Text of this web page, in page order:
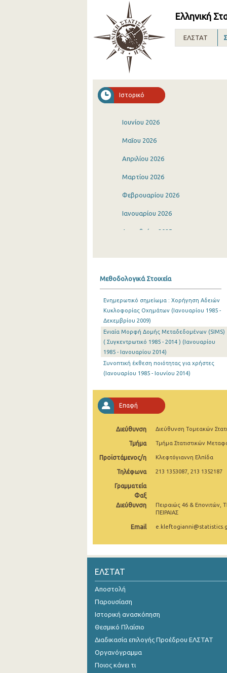
Ελληνική
ΕΛΣΤΑΤ
Ιστορικό
Ιουνίου 2026
Μαΐου 2026
Απριλίου 2026
Μαρτίου 2026
Φεβρουαρίου 2026
Ιανουαρίου 2026
Δεκεμβρίου 2025
Αυγούστου 2025
Ιουλίου 2025
Ιουνίου 2025
Μαΐου 2025
Απριλίου 2025
Φεβρουαρίου 2025
Ιανουαρίου 2025
Νοεμβρίου 2024
Οκτωβρίου 2024
Σεπτεμβρίου 2024
Αυγούστου 2024
Ιουνίου 2024
Μαρτίου 2024
Ιανουαρίου 2024
Δεκεμβρίου 2023
Μεθοδολογικά Στοιχεία
Ενημερωτικό σημείωμα : Χορήγηση Αδειών
Κυκλοφορίας Οχημάτων (Ιανουαρίου 1985 -
Δεκεμβρίου 2009)
Ενιαία Μορφή Δομής Μεταδεδομένων (SIMS)
( Συγκεντρωτικό 1985 - 2014 ) (Ιανουαρίου
1985 - Ιανουαρίου 2014)
Συνοπτική έκθεση ποιότητας για χρήστες
(Ιανουαρίου 1985 - Ιουνίου 2014)
Επαφή
Διεύθυνση Διεύθυνση Τομεακών
Τμήμα Τμήμα Στατιστικών
Προϊστάμενος/η Κλεφτόγιαννη Ελπίδα
Τηλέφωνα 213 1353087, 213 1352187
Γραμματεία
Φαξ
Διεύθυνση
Πειραιώς 46 & Επονιτών,
ΠΕΙΡΑΙΑΣ
Email
ΕΛΣΤΑΤ
Αποστολή
Παρουσίαση
Ιστορική ανασκόπηση
Θεσμικό Πλαίσιο
Διαδικασία επιλογής Προέδρου ΕΛΣΤΑΤ
Οργανόγραμμα
Ποιος κάνει τι